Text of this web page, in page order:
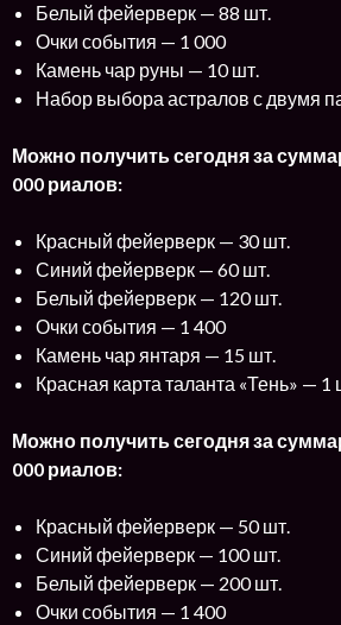
Белый фейерверк — 88 шт.
Очки события — 1 000
Камень чар руны — 10 шт.
Набор выбора астралов с двумя
Можно получить сегодня за
000 риалов:
Красный фейерверк — 30 шт.
Синий фейерверк — 60 шт.
Белый фейерверк — 120 шт.
Очки события — 1 400
Камень чар янтаря — 15 шт.
Красная карта таланта «Тень» — 1
Можно получить сегодня за
000 риалов:
Красный фейерверк — 50 шт.
Синий фейерверк — 100 шт.
Белый фейерверк — 200 шт.
Очки события — 1 400